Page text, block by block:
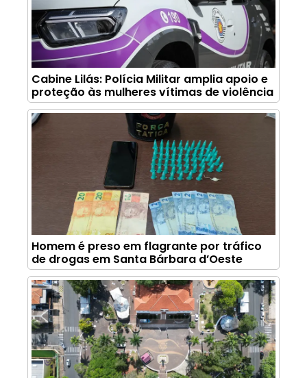
Cabine Lilás: Polícia Militar amplia apoio e
proteção às mulheres vítimas de violência
Homem é preso em flagrante por tráfico
de drogas em Santa Bárbara d’Oeste